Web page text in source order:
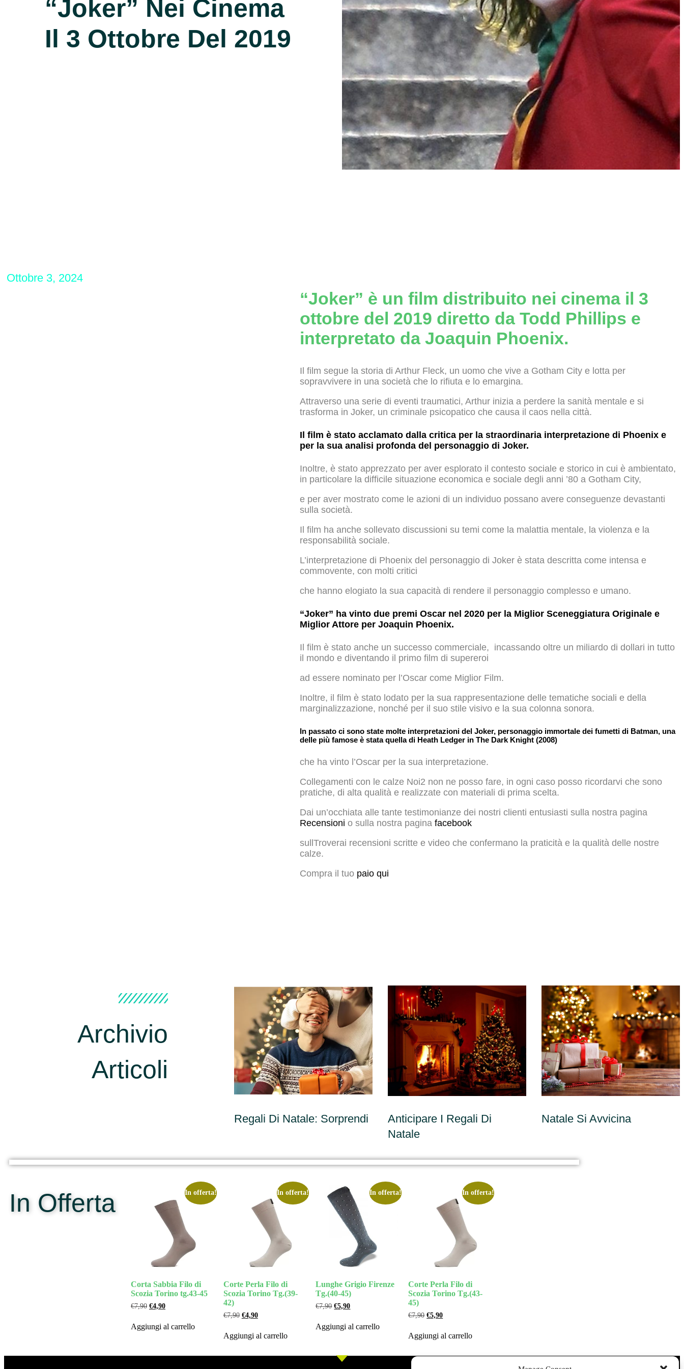
“Joker” Nei Cinema
Il 3 Ottobre Del 2019
Ottobre 3, 2024
“Joker” è un film distribuito nei cinema il 3
ottobre del 2019 diretto da Todd Phillips e
interpretato da Joaquin Phoenix.
Il film segue la storia di Arthur Fleck, un uomo che vive a Gotham City e lotta per
sopravvivere in una società che lo rifiuta e lo emargina.
Attraverso una serie di eventi traumatici, Arthur inizia a perdere la sanità mentale e si
trasforma in Joker, un criminale psicopatico che causa il caos nella città.
Il film è stato acclamato dalla critica per la straordinaria interpretazione di Phoenix e
per la sua analisi profonda del personaggio di Joker.
Inoltre, è stato apprezzato per aver esplorato il contesto sociale e storico in cui è ambientato,
in particolare la difficile situazione economica e sociale degli anni ’80 a Gotham City,
e per aver mostrato come le azioni di un individuo possano avere conseguenze devastanti
sulla società.
Il film ha anche sollevato discussioni su temi come la malattia mentale, la violenza e la
responsabilità sociale.
L’interpretazione di Phoenix del personaggio di Joker è stata descritta come intensa e
commovente, con molti critici
che hanno elogiato la sua capacità di rendere il personaggio complesso e umano.
“Joker” ha vinto due premi Oscar nel 2020 per la Miglior Sceneggiatura Originale e
Miglior Attore per Joaquin Phoenix.
Il film è stato anche un successo commerciale, incassando oltre un miliardo di dollari in tutto
il mondo e diventando il primo film di supereroi
ad essere nominato per l’Oscar come Miglior Film.
Inoltre, il film è stato lodato per la sua rappresentazione delle tematiche sociali e della
marginalizzazione, nonché per il suo stile visivo e la sua colonna sonora.
In passato ci sono state molte interpretazioni del Joker, personaggio immortale dei fumetti di Batman, una
delle più famose è stata quella di Heath Ledger in The Dark Knight (2008)
che ha vinto l’Oscar per la sua interpretazione.
Collegamenti con le calze Noi2 non ne posso fare, in ogni caso posso ricordarvi che sono
pratiche, di alta qualità e realizzate con materiali di prima scelta.
Dai un’occhiata alle tante testimonianze dei nostri clienti entusiasti sulla nostra pagina
Recensioni o sulla nostra paginafacebook
sullTroverai recensioni scritte e video che confermano la praticità e la qualità delle nostre
calze.
Compra il tuo paio qui
Archivio
Articoli
Regali Di Natale: Sorprendi
Anticipare I Regali Di
Natale
Natale Si Avvicina
In Offerta In offerta!
Corta Sabbia Filo di
Scozia Torino tg.43-45
€7,90 €4,90
Aggiungi al carrello
In offerta!
Corte Perla Filo di
Scozia Torino Tg.(39-
42)
€7,90 €4,90
Aggiungi al carrello
In offerta!
Lunghe Grigio Firenze
Tg.(40-45)
€7,90 €5,90
Aggiungi al carrello
In offerta!
Corte Perla Filo di
Scozia Torino Tg.(43-
45)
€7,90 €5,90
Aggiungi al carrello